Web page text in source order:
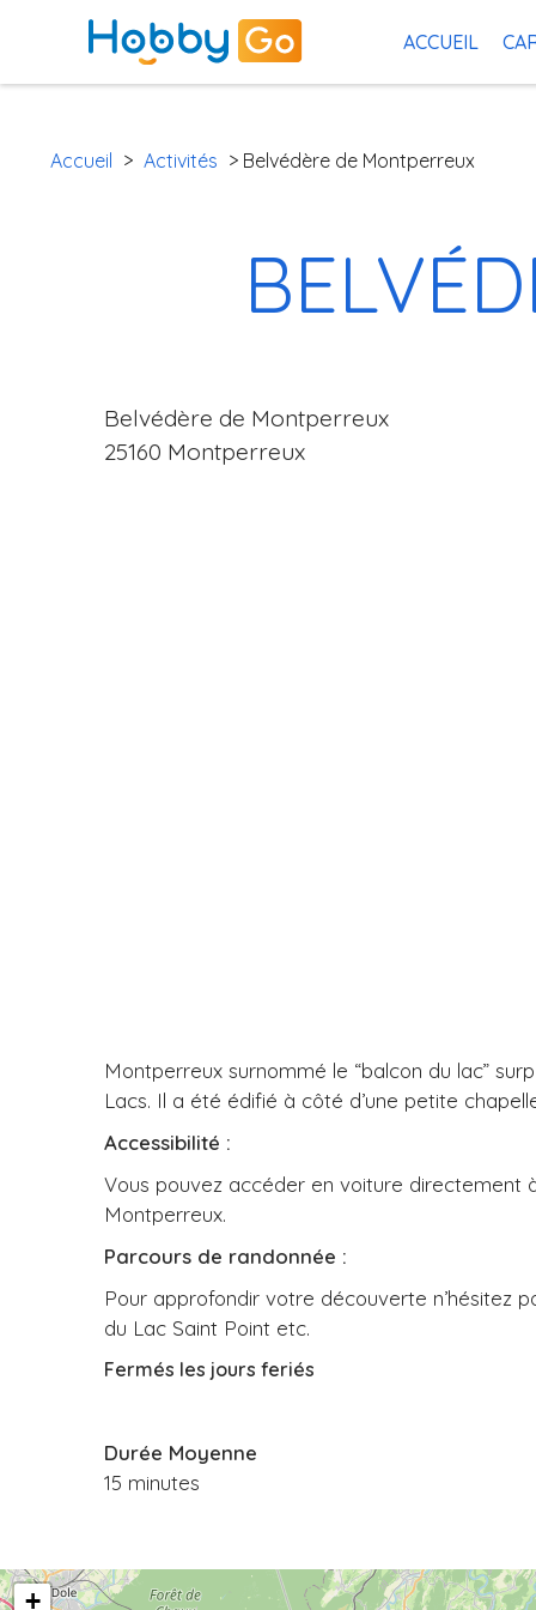
ACCUEIL
Accueil > Activités > Belvédère de Montperreux
Belvédère de Montperreux
25160 Montperreux
Montperreux surnommé le “balcon du lac”
Lacs. Il a été édifié à côté d’une petite
Accessibilité :
Vous pouvez accéder en voiture directement
Montperreux.
Parcours de randonnée :
Pour approfondir votre découverte n’hésitez
du Lac Saint Point etc.
Fermés les jours feriés
Durée Moyenne
15 minutes
+